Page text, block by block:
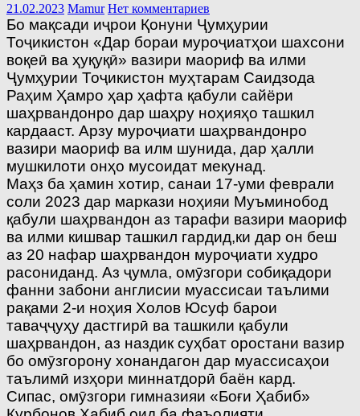
21.02.2023 Mamur Нет комментариев
Бо мақсади иҷрои Қонуни Ҷумҳурии
Тоҷикистон «Дар бораи муроҷиатҳои шахсони
воқеӣ ва ҳуқуқӣ» вазири маориф ва илми
Ҷумҳурии Тоҷикистон муҳтарам Саидзода
Раҳим Ҳамро ҳар ҳафта қабули сайёри
шаҳрвандонро дар шаҳру ноҳияҳо ташкил
кардааст. Арзу муроҷиати шаҳрвандонро
вазири маориф ва илм шунида, дар ҳалли
мушкилоти онҳо мусоидат мекунад.
Маҳз ба ҳамин хотир, санаи 17-уми феврали
соли 2023 дар маркази ноҳияи Муъминобод
қабули шаҳрвандон аз тарафи вазири маориф
ва илми кишвар ташкил гардид,ки дар он беш
аз 20 нафар шаҳрвандон муроҷиати худро
расониданд. Аз ҷумла, омӯзгори собиқадори
фанни забони англисии муассисаи таълими
рақами 2-и ноҳия Холов Юсуф барои
таваҷҷуҳу дастгирӣ ва ташкили қабули
шаҳрвандон, аз наздик суҳбат оростани вазир
бо омӯзгорону хонандагон дар муассисаҳои
таълимӣ изҳори миннатдорӣ баён кард.
Сипас, омӯзгори гимназияи «Боғи Ҳабиб»